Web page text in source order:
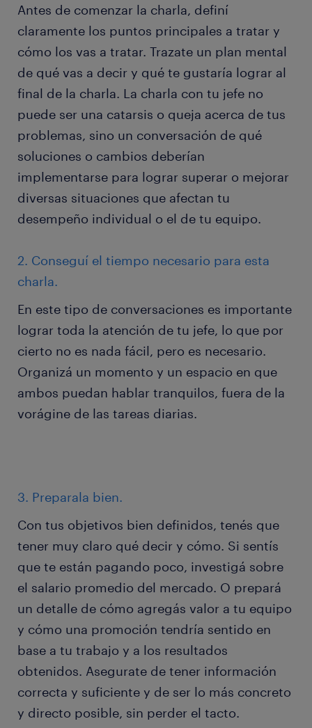
Antes de comenzar la charla, definí
claramente los puntos principales a tratar y
cómo los vas a tratar. Trazate un plan mental
de qué vas a decir y qué te gustaría lograr al
final de la charla. La charla con tu jefe no
puede ser una catarsis o queja acerca de tus
problemas, sino un conversación de qué
soluciones o cambios deberían
implementarse para lograr superar o mejorar
diversas situaciones que afectan tu
desempeño individual o el de tu equipo.
2. Conseguí el tiempo necesario para esta
charla.
En este tipo de conversaciones es importante
lograr toda la atención de tu jefe, lo que por
cierto no es nada fácil, pero es necesario.
Organizá un momento y un espacio en que
ambos puedan hablar tranquilos, fuera de la
vorágine de las tareas diarias.
3. Preparala bien.
Con tus objetivos bien definidos, tenés que
tener muy claro qué decir y cómo. Si sentís
que te están pagando poco, investigá sobre
el salario promedio del mercado. O prepará
un detalle de cómo agregás valor a tu equipo
y cómo una promoción tendría sentido en
base a tu trabajo y a los resultados
obtenidos. Asegurate de tener información
correcta y suficiente y de ser lo más concreto
y directo posible, sin perder el tacto.